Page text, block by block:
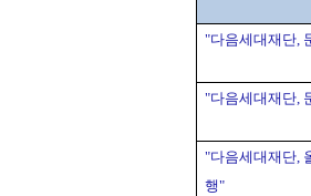
"다음세대재단,
"다음세대재단,
"다음세대재단,
행"